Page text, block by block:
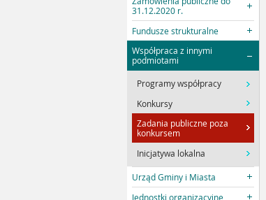
31.12.2020 r.
Fundusze strukturalne
Współpraca z innymi
podmiotami
Programy współpracy
Konkursy
Zadania publiczne poza
konkursem
Inicjatywa lokalna
Urząd Gminy i Miasta
Jednostki organizacyjne